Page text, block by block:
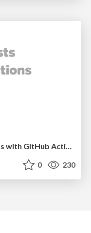
0 230